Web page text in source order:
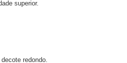
superior.
redondo.